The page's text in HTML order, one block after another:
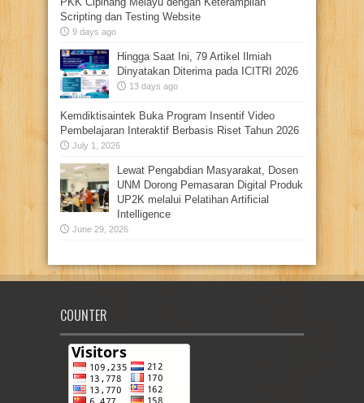
Scripting dan Testing Website
9 days ago
Hingga Saat Ini, 79 Artikel Ilmiah
Dinyatakan Diterima pada ICITRI 2026
13 days ago
Kemdiktisaintek Buka Program Insentif Video
Pembelajaran Interaktif Berbasis Riset Tahun 2026
July 1, 2026
Lewat Pengabdian Masyarakat, Dosen
UNM Dorong Pemasaran Digital Produk
UP2K melalui Pelatihan Artificial
Intelligence
June 29, 2026
COUNTER